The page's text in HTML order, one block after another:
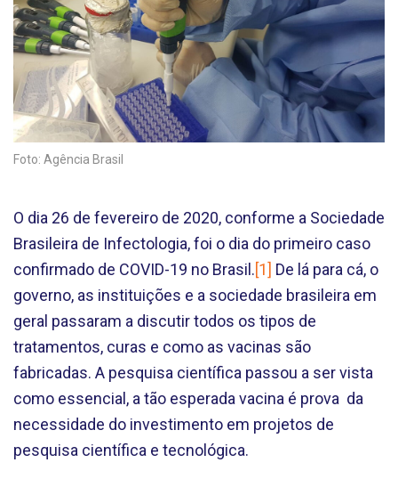
Foto: Agência Brasil
O dia 26 de fevereiro de 2020, conforme a Sociedade
Brasileira de Infectologia, foi o dia do primeiro caso
confirmado de COVID-19 no Brasil.[1] De lá para cá, o
governo, as instituições e a sociedade brasileira em
geral passaram a discutir todos os tipos de
tratamentos, curas e como as vacinas são
fabricadas. A pesquisa científica passou a ser vista
como essencial, a tão esperada vacina é prova da
necessidade do investimento em projetos de
pesquisa científica e tecnológica.